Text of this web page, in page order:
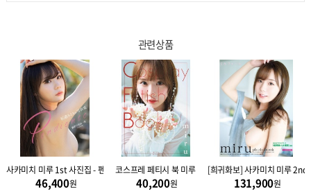
관련상품
Look
사카미치 미루 1st 사진집 - 펜디엔테 Pendiente
46,400원
코스프레 페티시 북 미루
40,200원
[희귀화보] 사카미치 미루 2nd
131,900원